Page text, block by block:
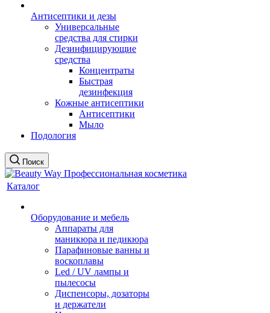
Антисептики и дезы
Универсальные
средства для стирки
Дезинфицирующие
средства
Концентраты
Быстрая
дезинфекция
Кожные антисептики
Антисептики
Мыло
Подология
Поиск
Каталог
Оборудование и мебель
Аппараты для
маникюра и педикюра
Парафиновые ванны и
воскоплавы
Led / UV лампы и
пылесосы
Диспенсоры, дозаторы
и держатели